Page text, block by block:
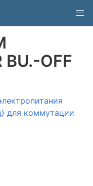
BU.-OFF
для коммутации